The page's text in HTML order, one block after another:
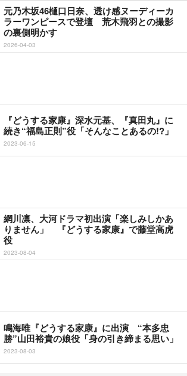
元乃木坂46樋口日奈、透け感ヌーディーカ
ラーワンピースで登壇 荒木飛羽との撮影
の裏側明かす
2026-04-03
『どうする家康』深水元基、『真田丸』に
続き“福島正則”役「そんなことあるの!?」
2023-06-15
網川凛、大河ドラマ初出演「楽しみしかあ
りません」 『どうする家康』で藤堂高虎
役
2023-08-04
鳴海唯『どうする家康』に出演 “本多忠
勝”山田裕貴の娘役「身の引き締まる思い」
2023-08-03